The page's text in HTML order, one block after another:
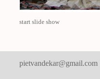
start slide show
pietvandekar@gmail.com